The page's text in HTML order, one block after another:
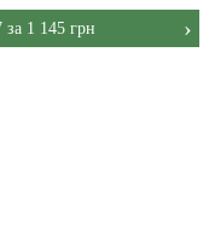
1 145 грн ›